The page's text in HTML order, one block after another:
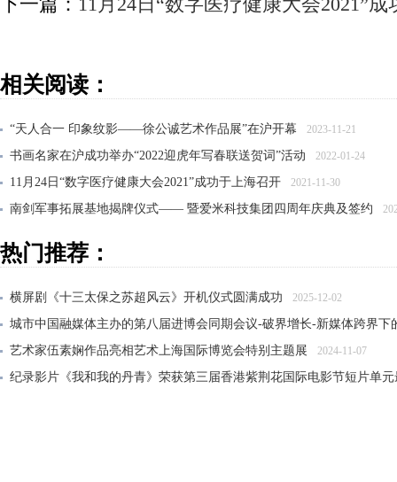
下一篇： 11月24日“数字医疗健康大会2021”
相关阅读：
“天人合一 印象纹影——徐公诚艺术作品展”在沪开幕 2023-11-21
书画名家在沪成功举办“2022迎虎年写春联送贺词”活动 2022-01-24
11月24日“数字医疗健康大会2021”成功于上海召开 2021-11-30
南剑军事拓展基地揭牌仪式—— 暨爱米科技集团四周年庆典及签约
热门推荐：
横屏剧《十三太保之苏超风云》开机仪式圆满成功 2025-12-02
城市中国融媒体主办的第八届进博会同期会议-破界增长-新媒体跨界下
艺术家伍素娴作品亮相艺术上海国际博览会特别主题展
2024-11-07
纪录影片《我和我的丹青》荣获第三届香港紫荆花国际电影节短片单